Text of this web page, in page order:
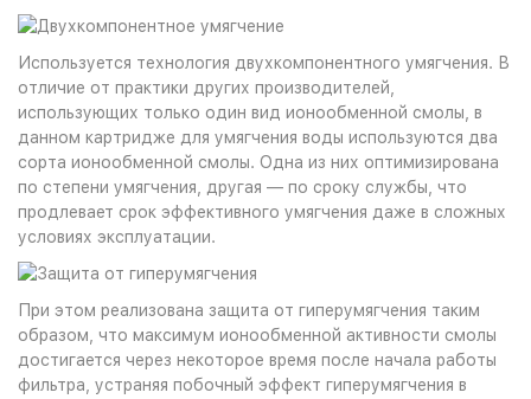
Используется технология двухкомпонентного умягчения. В
отличие от практики других производителей,
использующих только один вид ионообменной смолы, в
данном картридже для умягчения воды используются два
сорта ионообменной смолы. Одна из них оптимизирована
по степени умягчения, другая — по сроку службы, что
продлевает срок эффективного умягчения даже в сложных
условиях эксплуатации.
При этом реализована защита от гиперумягчения таким
образом, что максимум ионообменной активности смолы
достигается через некоторое время после начала работы
фильтра, устраняя побочный эффект гиперумягчения в